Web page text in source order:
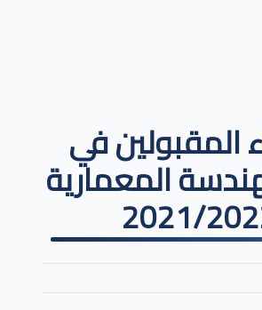
المقبولين في
المعمارية
2021/